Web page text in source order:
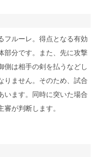
ルーレ。得点となる有効
部分です。また、先に攻撃
側は相手の剣を払うなどし
りません。そのため、試合
います。同時に突いた場合
が判断します。